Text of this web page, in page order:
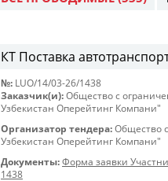
КТ Поставка
№: LUO/14/03-26/1438
Заказчик(и): Общество с
Узбекистан Оперейтинг Компани"
Организатор тендера: Общество
Узбекистан Оперейтинг Компани"
Документы: Форма заявки
1438